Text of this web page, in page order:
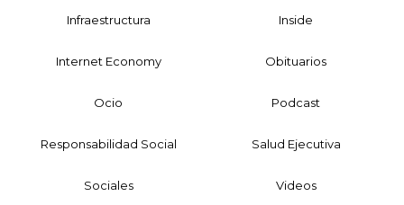
Infraestructura Inside
Internet Economy Obituarios
Ocio Podcast
Responsabilidad Social Salud Ejecutiva
Sociales Videos